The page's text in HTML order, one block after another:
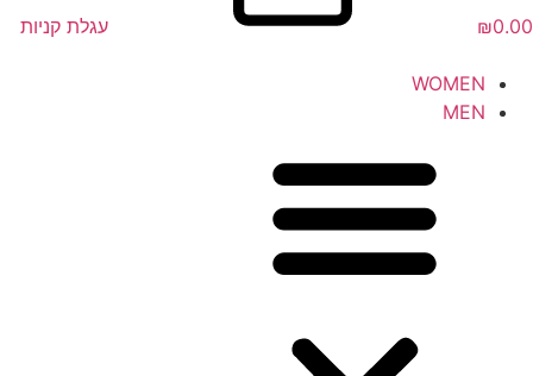
₪0.00 עגלת קניות
WOMEN
MEN